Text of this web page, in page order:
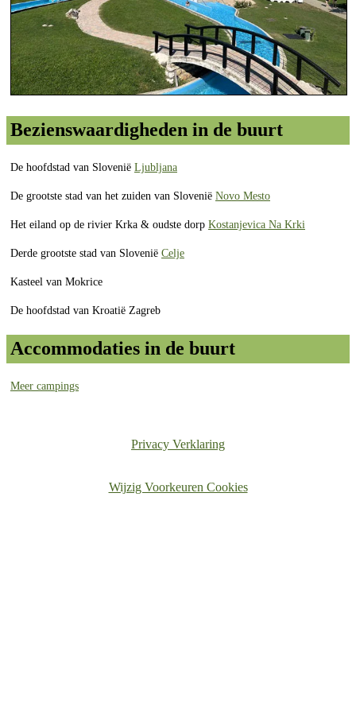
Bezienswaardigheden in de buurt
De hoofdstad van Slovenië Ljubljana
De grootste stad van het zuiden van Slovenië Novo Mesto
Het eiland op de rivier Krka & oudste dorp Kostanjevica Na Krki
Derde grootste stad van Slovenië Celje
Kasteel van Mokrice
De hoofdstad van Kroatië Zagreb
Accommodaties in de buurt
Meer campings
Privacy Verklaring
Wijzig Voorkeuren Cookies